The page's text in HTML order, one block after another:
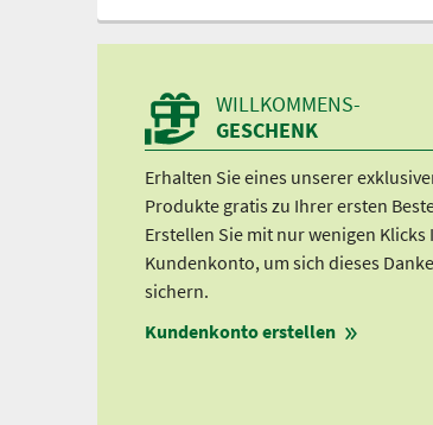
WILLKOMMENS-
GESCHENK
Erhalten Sie eines unserer
Produkte gratis zu Ihrer ersten
Erstellen Sie mit nur wenigen Klicks
Kundenkonto, um sich dieses
sichern.
Kundenkonto erstellen